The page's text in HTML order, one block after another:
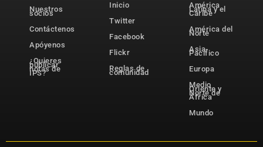
Nuestros
socios
Contáctenos
Apóyenos
¿Quieres
publicar
notas de
IPS?
Inicio
Twitter
Facebook
Flickr
Reglas de
comunidad
América
Latina y el
Caribe
América del
Norte
Asia-
Pacífico
Europa
Medio
Oriente y
Norte de
África
Mundo